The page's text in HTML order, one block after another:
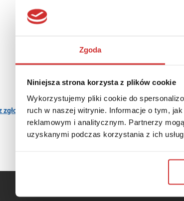
Zgoda
Niniejsza strona korzysta z plików cookie
Wykorzystujemy pliki cookie do
ruch w naszej witrynie. Informacje o tym,
reklamowym i analitycznym. Partnerzy
uzyskanymi podczas korzystania z ich
zgłoszeniowyi dołącz do wydarzania na platformie